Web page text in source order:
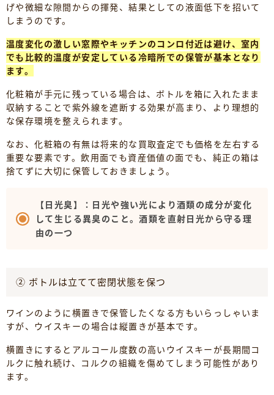
げや微細な隙間からの揮発、結果としての液面低下を招いて
しまうのです。
温度変化の激しい窓際やキッチンのコンロ付近は避け、室内
でも比較的温度が安定している冷暗所での保管が基本となり
ます。
化粧箱が手元に残っている場合は、ボトルを箱に入れたまま
収納することで紫外線を遮断する効果が高まり、より理想的
な保存環境を整えられます。
なお、化粧箱の有無は将来的な買取査定でも価格を左右する
重要な要素です。飲用面でも資産価値の面でも、純正の箱は
捨てずに大切に保管しておきましょう。
【日光臭】：日光や強い光により酒類の成分が変化
して生じる異臭のこと。酒類を直射日光から守る理
由の一つ
② ボトルは立てて密閉状態を保つ
ワインのように横置きで保管したくなる方もいらっしゃいま
すが、ウイスキーの場合は縦置きが基本です。
横置きにするとアルコール度数の高いウイスキーが長期間コ
ルクに触れ続け、コルクの組織を傷めてしまう可能性があり
ます。